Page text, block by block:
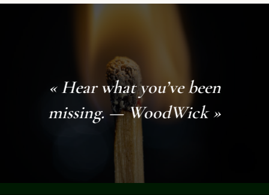
« Hear what you’ve been
missing. — WoodWick »